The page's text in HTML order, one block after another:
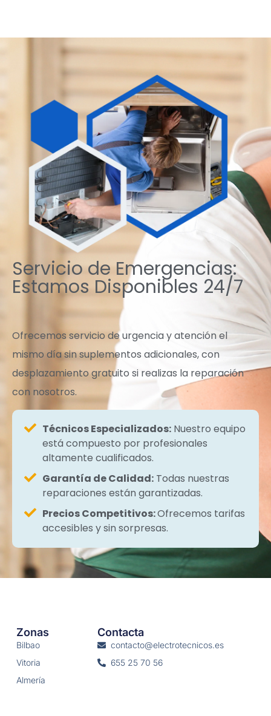
Servicio de Emergencias:
Estamos Disponibles 24/7
Ofrecemos servicio de urgencia y atención el
mismo día sin suplementos adicionales, con
desplazamiento gratuito si realizas la reparación
con nosotros.
Técnicos Especializados: Nuestro equipo
está compuesto por profesionales
altamente cualificados.
Garantía de Calidad: Todas nuestras
reparaciones están garantizadas.
Precios Competitivos:Ofrecemos tarifas
accesibles y sin sorpresas.
Zonas
Bilbao
Vitoria
Almería
Contacta
contacto@electrotecnicos.es
655 25 70 56